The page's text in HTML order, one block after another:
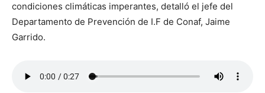
condiciones climáticas imperantes, detalló el jefe del
Departamento de Prevención de I.F de Conaf, Jaime
Garrido.